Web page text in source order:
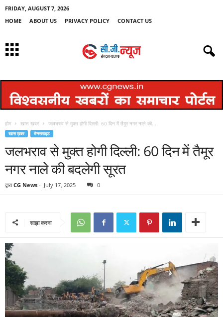
FRIDAY, AUGUST 7, 2026
HOME
ABOUT US PRIVACY POLICY CONTACT US
होम खास ख़बर जलभराव से मुक्त होगी दिल्ली: 60 दिन में तैमूर नगर नाले की...
खास ख़बर मेनस्लाइड
जलभराव से मुक्त होगी दिल्ली: 60 दिन में तैमूर
नगर नाले की बदलेगी सूरत
द्वारा CG News - July 17, 2025 0
साझा करना